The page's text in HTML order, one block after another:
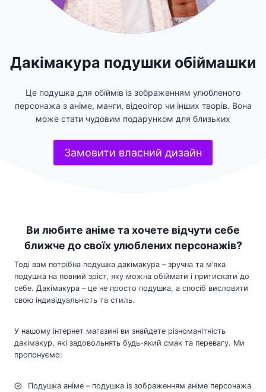
Дакімакура подушки обіймашки
Це подушка для обіймів із зображенням улюбленого
персонажа з аніме, манги, відеоігор чи інших творів. Вона
може стати чудовим подарунком для близьких
Замовити власний дизайн
Ви любите аніме та хочете відчути себе
ближче до своїх улюблених персонажів?
Тоді вам потрібна подушка дакімакура – зручна та м’яка
подушка на повний зріст, яку можна обіймати і притискати до
себе. Дакімакура – це не просто подушка, а спосіб висловити
свою індивідуальність та стиль.
У нашому інтернет магазині ви знайдете різноманітність
дакімакур, які задовольнять будь-який смак та перевагу. Ми
пропонуємо:
Подушка аніме – подушка із зображенням аніме персонажа